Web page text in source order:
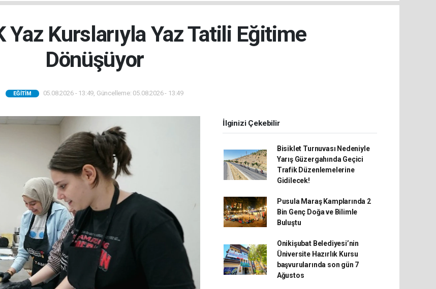
Yaz Kurslarıyla Yaz Tatili Eğitime
Dönüşüyor
EĞITIM 05.08.2026 - 13:49, Güncelleme: 05.08.2026 - 13:49
İlginizi Çekebilir
Bisiklet Turnuvası Nedeniyle
Yarış Güzergahında Geçici
Trafik Düzenlemelerine
Gidilecek!
Pusula Maraş Kamplarında 2
Bin Genç Doğa ve Bilimle
Buluştu
Onikişubat Belediyesi’nin
Üniversite Hazırlık Kursu
başvurularında son gün 7
Ağustos